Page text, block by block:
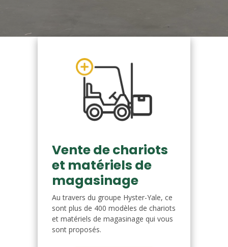
Vente de chariots
et matériels de
magasinage
Au travers du groupe Hyster-Yale, ce
sont plus de 400 modèles de chariots
et matériels de magasinage qui vous
sont proposés.